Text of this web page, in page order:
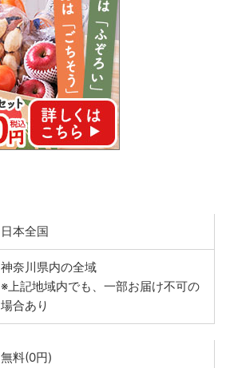
日本全国
神奈川県内の全域
※上記地域内でも、一部お届け不可の
場合あり
無料(0円)